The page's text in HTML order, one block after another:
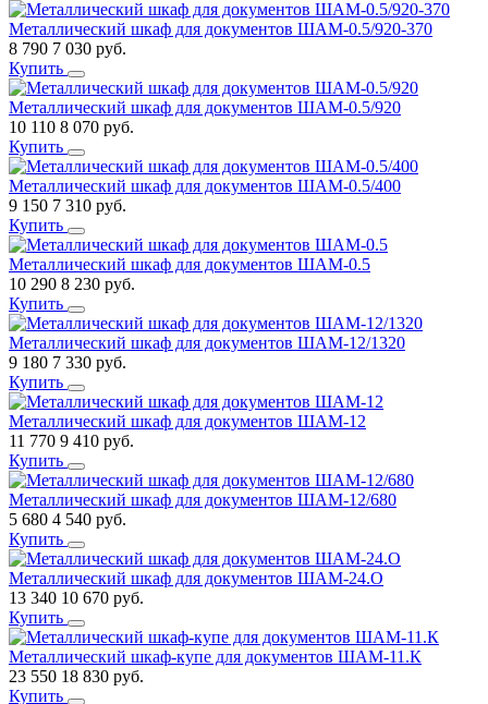
Металлический шкаф для документов ШАМ-0.5/920-370
8 790 7 030 руб.
Купить
Металлический шкаф для документов ШАМ-0.5/920
10 110 8 070 руб.
Купить
Металлический шкаф для документов ШАМ-0.5/400
9 150 7 310 руб.
Купить
Металлический шкаф для документов ШАМ-0.5
10 290 8 230 руб.
Купить
Металлический шкаф для документов ШАМ-12/1320
9 180 7 330 руб.
Купить
Металлический шкаф для документов ШАМ-12
11 770 9 410 руб.
Купить
Металлический шкаф для документов ШАМ-12/680
5 680 4 540 руб.
Купить
Металлический шкаф для документов ШАМ-24.О
13 340 10 670 руб.
Купить
Металлический шкаф-купе для документов ШАМ-11.К
23 550 18 830 руб.
Купить